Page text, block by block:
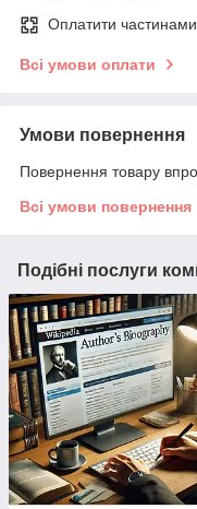
Оплатити частинами
Всі умови оплати
Умови повернення
Повернення товару
Всі умови повернення
Подібні послуги